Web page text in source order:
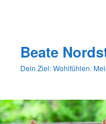
Beate
Dein Ziel: Wohlfühlen.